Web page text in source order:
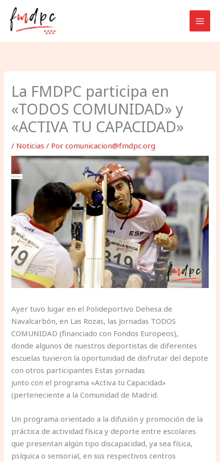
contenido
La FMDPC participa en
«TODOS COMUNIDAD» y
«ACTIVA TU CAPACIDAD»
/ Noticias / Porcomunicacion@fmdpc.org
Ayer tuvo lugar en el Polideportivo Dehesa de
Navalcarbón, en Las Rozas, las Jornadas TODOS
COMUNIDAD (financiado con Fondos Europeos),
donde algunos de nuestros deportistas de diferentes
escuelas tuvieron la oportunidad de disfrutar del depote
con otros participantes Estas jornadas
junto con el programa «Activa tu Capacidad»
(perteneciente a la Comunidad de Madrid.
Un programa orientado a la difusión y promoción de la
práctica de actividad física y deporte entre escolares
que presentan algún tipo discapacidad, ya sea física,
psíquica o sensorial, en sus respectivos centros